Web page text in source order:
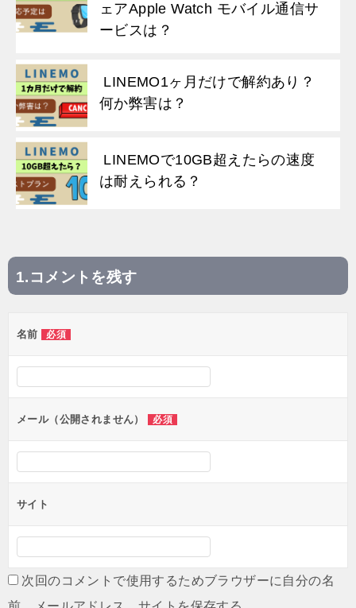
ェアApple Watch モバイル通信サ
ービスは？
LINEMO1ヶ月だけで解約あり？
何か弊害は？
LINEMOで10GB超えたらの速度
は耐えられる？
投
ビ
ー
ョ
ン
コメントを残す
名前 必須
メール（公開されません） 必須
サイト
次回のコメントで使用するためブラウザーに自分の名